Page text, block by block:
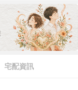
宅配資訊